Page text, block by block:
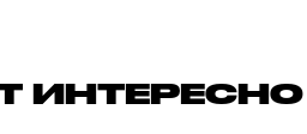
ИНТЕРЕСНО